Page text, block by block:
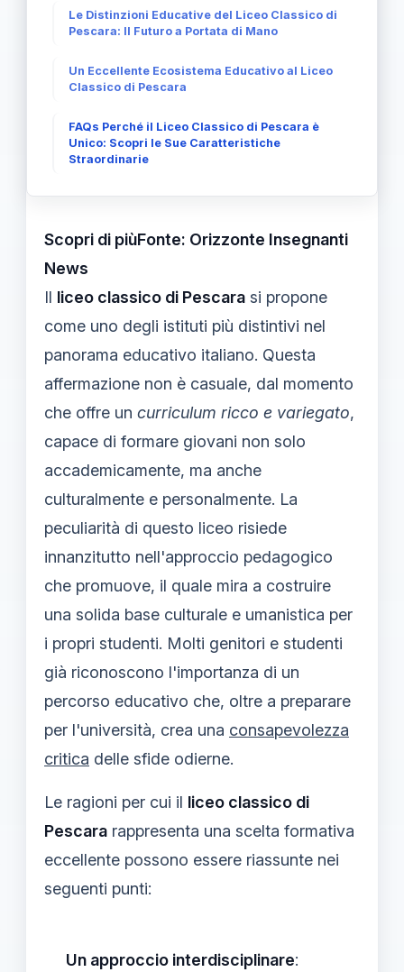
Le Distinzioni Educative del Liceo Classico di
Pescara: Il Futuro a Portata di Mano
Un Eccellente Ecosistema Educativo al Liceo
Classico di Pescara
FAQs Perché il Liceo Classico di Pescara è
Unico: Scopri le Sue Caratteristiche
Straordinarie
Scopri di piùFonte: Orizzonte Insegnanti
News
Il liceo classico di Pescara si propone
come uno degli istituti più distintivi nel
panorama educativo italiano. Questa
affermazione non è casuale, dal momento
che offre un curriculum ricco e variegato,
capace di formare giovani non solo
accademicamente, ma anche
culturalmente e personalmente. La
peculiarità di questo liceo risiede
innanzitutto nell'approccio pedagogico
che promuove, il quale mira a costruire
una solida base culturale e umanistica per
i propri studenti. Molti genitori e studenti
già riconoscono l'importanza di un
percorso educativo che, oltre a preparare
per l'università, crea una consapevolezza
critica delle sfide odierne.
Le ragioni per cui il liceo classico di
Pescara rappresenta una scelta formativa
eccellente possono essere riassunte nei
seguenti punti:
Un approccio interdisciplinare: